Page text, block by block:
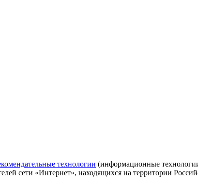
технологии (информационные
сети «Интернет», находящихся на территории